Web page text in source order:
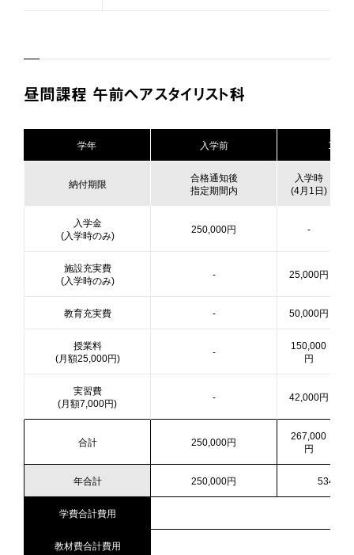
昼間課程 午前ヘアスタイリスト科
学年 入学前 1年次
納付期限
合格通知後
指定期間内
入学時
(4月1日)
入学金
(入学時のみ)
250,000円 -
施設充実費
(入学時のみ)
- 25,000円
教育充実費 - 50,000円
授業料
(月額25,000円)
-
150,000
円
実習費
(月額7,000円)
- 42,000円
合計 250,000円
267,000
円
年合計 250,000円
学費合計費用
教材費合計費用